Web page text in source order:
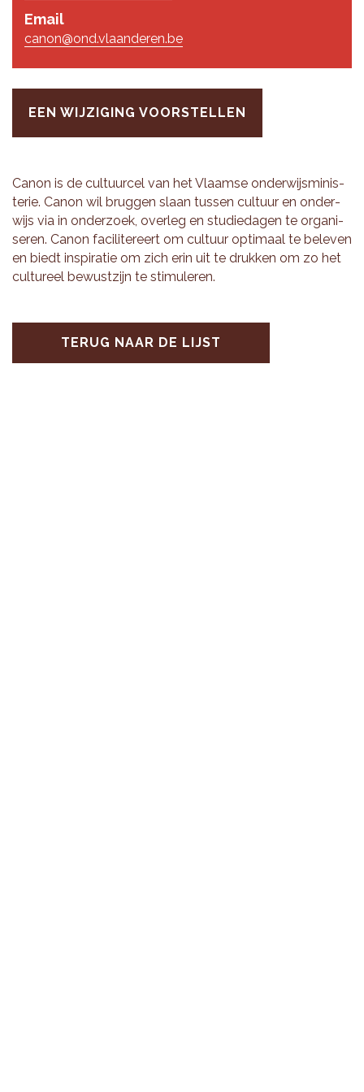
Email
canon@ond.vlaanderen.be
EEN WIJZIGING VOORSTELLEN
Canon is de cul­tuur­cel van het Vlaam­se on­der­wijs­mi­nis­
te­rie. Canon wil brug­gen slaan tus­sen cul­tuur en on­der­
wijs via in on­der­zoek, over­leg en stu­die­da­gen te or­ga­ni­
se­ren. Canon fa­ci­li­te­reert om cul­tuur op­ti­maal te be­le­ven
en biedt in­spi­ra­tie om zich erin uit te druk­ken om zo het
cul­tu­reel be­wust­zijn te sti­mu­le­ren.
TERUG NAAR DE LIJST